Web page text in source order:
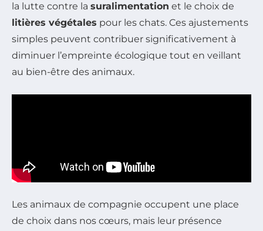
la lutte contre la suralimentation et le choix de
litières végétales pour les chats. Ces ajustements
simples peuvent contribuer significativement à
diminuer l’empreinte écologique tout en veillant
au bien-être des animaux.
Les animaux de compagnie occupent une place
de choix dans nos cœurs, mais leur présence